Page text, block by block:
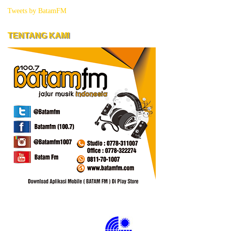
Tweets by BatamFM
TENTANG KAMI